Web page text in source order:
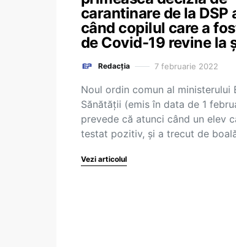
carantinare de la DSP
când copilul care a
de Covid-19 revine la
Redacția 7 februarie 2022
Noul ordin comun al ministerului
Sănătății (emis în data de 1
prevede că atunci când un elev
testat pozitiv, și a trecut de
Vezi articolul